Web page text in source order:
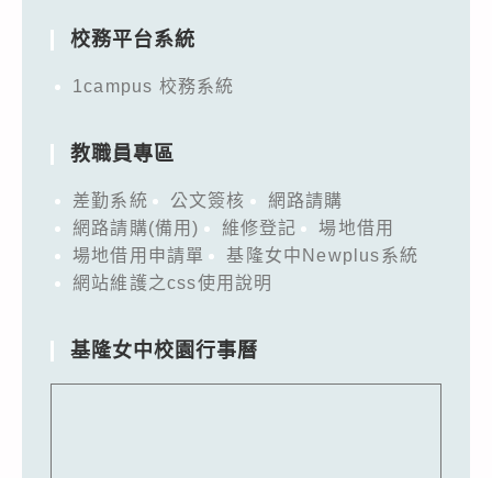
校務平台系統
1campus 校務系統
教職員專區
差勤系統 公文簽核
網路請購
網路請購(備用)
維修登記
場地借用
場地借用申請單
基隆女中Newplus系統
網站維護之css使用說明
基隆女中校園行事曆